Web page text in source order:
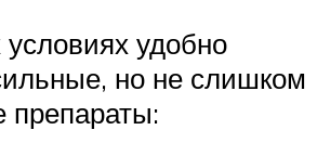
удобно
но не слишком
препараты: